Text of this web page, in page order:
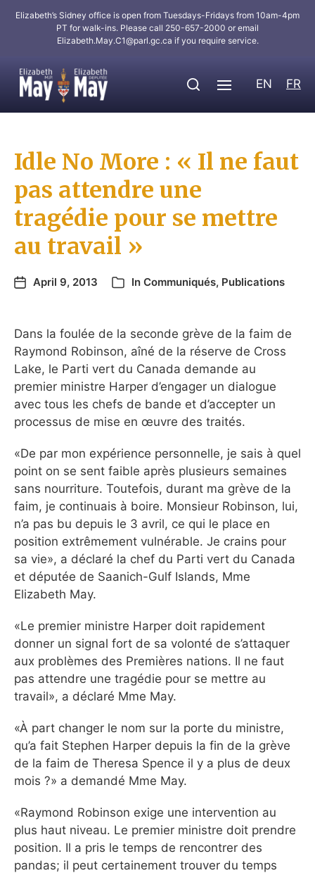
Elizabeth’s Sidney office is open from Tuesdays-Fridays from 10am-4pm
PT for walk-ins. Please call 250-657-2000 or email
Elizabeth.May.C1@parl.gc.ca if you require service.
EN FR
Idle No More : « Il ne faut
pas attendre une
tragédie pour se mettre
au travail »
April 9, 2013 In Communiqués, Publications
Dans la foulée de la seconde grève de la faim de
Raymond Robinson, aîné de la réserve de Cross
Lake, le Parti vert du Canada demande au
premier ministre Harper d’engager un dialogue
avec tous les chefs de bande et d’accepter un
processus de mise en œuvre des traités.
«De par mon expérience personnelle, je sais à quel
point on se sent faible après plusieurs semaines
sans nourriture. Toutefois, durant ma grève de la
faim, je continuais à boire. Monsieur Robinson, lui,
n’a pas bu depuis le 3 avril, ce qui le place en
position extrêmement vulnérable. Je crains pour
sa vie», a déclaré la chef du Parti vert du Canada
et députée de Saanich-Gulf Islands, Mme
Elizabeth May.
«Le premier ministre Harper doit rapidement
donner un signal fort de sa volonté de s’attaquer
aux problèmes des Premières nations. Il ne faut
pas attendre une tragédie pour se mettre au
travail», a déclaré Mme May.
«À part changer le nom sur la porte du ministre,
qu’a fait Stephen Harper depuis la fin de la grève
de la faim de Theresa Spence il y a plus de deux
mois ?» a demandé Mme May.
«Raymond Robinson exige une intervention au
plus haut niveau. Le premier ministre doit prendre
position. Il a pris le temps de rencontrer des
pandas; il peut certainement trouver du temps